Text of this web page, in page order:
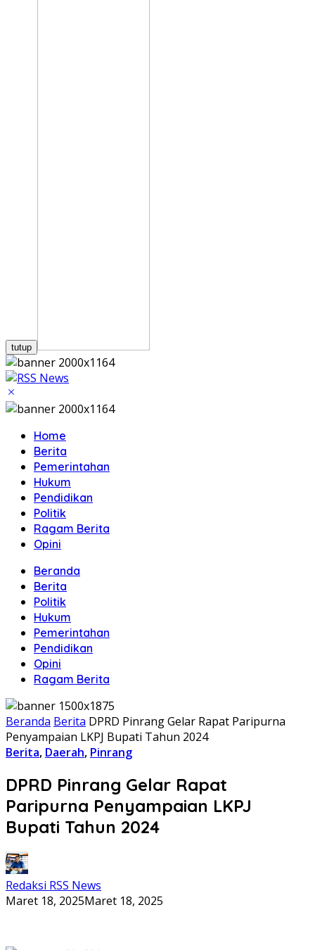
tutup
Home
Berita
Pemerintahan
Hukum
Pendidikan
Politik
Ragam Berita
Opini
Beranda
Berita
Politik
Hukum
Pemerintahan
Pendidikan
Opini
Ragam Berita
Beranda Berita DPRD Pinrang Gelar Rapat Paripurna
Penyampaian LKPJ Bupati Tahun 2024
Berita, Daerah, Pinrang
DPRD Pinrang Gelar Rapat
Paripurna Penyampaian LKPJ
Bupati Tahun 2024
Redaksi RSS News
Maret 18, 2025Maret 18, 2025